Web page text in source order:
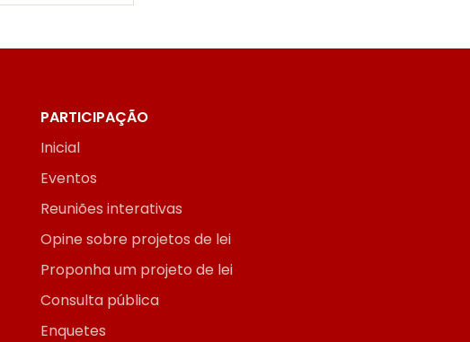
PARTICIPAÇÃO
Inicial
Eventos
Reuniões interativas
Opine sobre projetos de lei
Proponha um projeto de lei
Consulta pública
Enquetes